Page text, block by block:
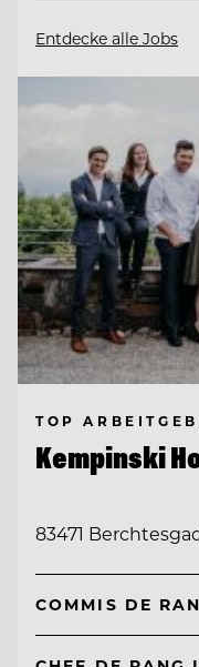
Entdecke alle Jobs
TOP
Kempinski
83471
COMMIS DE